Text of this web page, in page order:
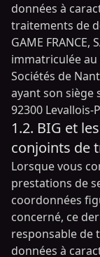
données à
traitements de
GAME FRANCE,
immatriculée au
Sociétés de
ayant son siège
92300 Levallois-
1.2. BIG et
conjoints de
Lorsque vous
prestations de
coordonnées
concerné, ce
responsable de
données à